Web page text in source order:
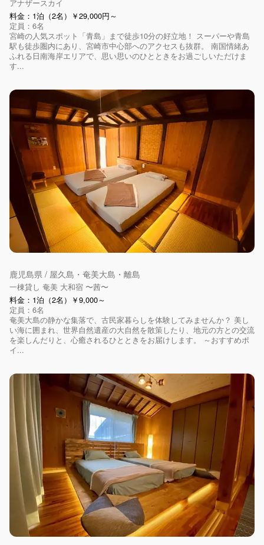
アナザースカイ
料金：1泊（2名）￥29,000円～
定員：6名
宮崎の人気スポット「青島」まで徒歩10分の好立地！ スーパーや青島
駅も徒歩圏内にあり、宮崎市中心部へのアクセスも抜群。 南国情緒あ
ふれる日南海岸エリアで、思い思いのひとときをお過ごしいただけま
す...
鹿児島県 / 屋久島・奄美大島・離島
一棟貸し 奄美 大和宿 〜茜〜
料金：1泊（2名）￥9,000～
定員：6名
奄美大島の静かな集落で、古民家暮らしを体験してみませんか？ 美し
い海に囲まれ、世界自然遺産の大自然を散策したり、地元の方との交流
を楽しんだりと、心癒されるひとときをお届けします。 ～おすすめポ
イ...